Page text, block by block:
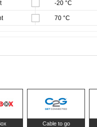
-20 °C
70 °C
Cable to go